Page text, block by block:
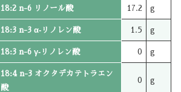
18:2 n-6 リノール酸 17.2 g
18:3 n-3 α‐リノレン酸 1.5 g
18:3 n-6 γ‐リノレン酸 0 g
18:4 n-3 オクタデカテトラエン
酸
0 g